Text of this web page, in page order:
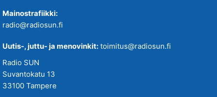
Mainostrafiikki:
radio@radiosun.fi
Uutis-, juttu- ja menovinkit: toimitus@radiosun.fi
Radio SUN
Suvantokatu 13
33100 Tampere